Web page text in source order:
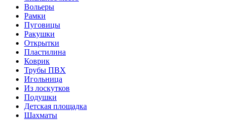
Вольеры
Рамки
Пуговицы
Ракушки
Открытки
Пластилина
Коврик
Трубы ПВХ
Игольница
Из лоскутков
Подушки
Детская площадка
Шахматы